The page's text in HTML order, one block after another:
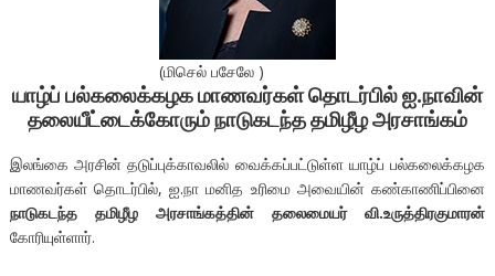
(மிசெல் பசேலே )
யாழ்ப் பல்கலைக்கழக மாணவர்கள் தொடர்பில் ஐ.நாவின்
தலையீட்டைக்கோரும் நாடுகடந்த தமிழீழ அரசாங்கம்
இலங்கை அரசின் தடுப்புக்காவலில் வைக்கப்பட்டுள்ள யாழ்ப் பல்கலைக்கழக
மாணவர்கள் தொடர்பில், ஐ.நா மனித உரிமை அவையின் கண்காணிப்பினை
நாடுகடந்த தமிழீழ அரசாங்கத்தின் தலைமையர் வி.உருத்திரகுமாரன்
கோரியுள்ளார்.